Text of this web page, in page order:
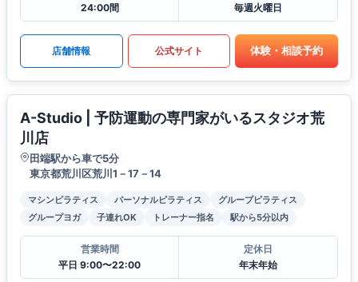
24:00間
毎週火曜日
店舗情報 公式サイト 体験・相談予約
A-Studio | 予防運動の専門家がいるスタジオ荒
川店
田端駅から車で5分
東京都荒川区荒川1－17－14
マシンピラティス パーソナルピラティス
グループピラティス
グループヨガ
子連れOK トレーナー指名 駅から5分以内
営業時間
平日 9:00〜22:00
定休日
年末年始